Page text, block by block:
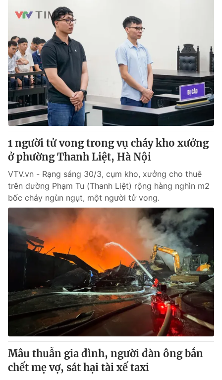
1 người tử vong trong vụ cháy kho xưởng
ở phường Thanh Liệt, Hà Nội
VTV.vn - Rạng sáng 30/3, cụm kho, xưởng cho thuê
trên đường Phạm Tu (Thanh Liệt) rộng hàng nghìn m2
bốc cháy ngùn ngụt, một người tử vong.
Mâu thuẫn gia đình, người đàn ông bắn
chết mẹ vợ, sát hại tài xế taxi